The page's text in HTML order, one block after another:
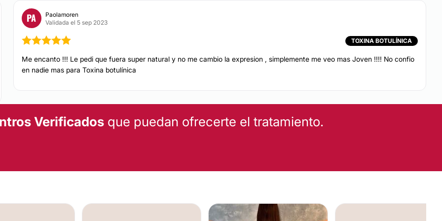
sólido con
integralen beneficio
atención
la infraestructura para
pacientes en una
(CMCPER)
(AMCPER)
Labioplastia
Radiofrecuencia
bloqueo en la espalda (raquea). El tiempo de recuperación es de 1 a 3 semanas y
tendrás que usar brassier post-operatorio aproximadamente 3 - 4 semanas.
PA
Paolamoren
Validada el 5 sep 2023
TOXINA BOTULÍNICA
Me encanto !!! Le pedi que fuera super natural y no me cambio la expresion , simplemente me veo mas Joven !!!! No confio
en nadie mas para Toxina botulínica
Verificadosque puedan ofrecerte el tratamiento.